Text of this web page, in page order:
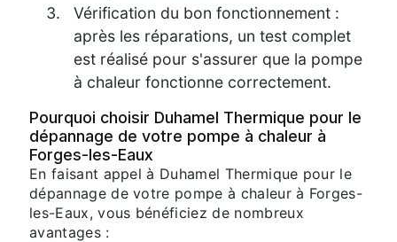
Vérification du bon fonctionnement :
après les réparations, un test complet
est réalisé pour s'assurer que la pompe
à chaleur fonctionne correctement.
Pourquoi choisir Duhamel Thermique pour le
dépannage de votre pompe à chaleur à
Forges-les-Eaux
En faisant appel à Duhamel Thermique pour le
dépannage de votre pompe à chaleur à Forges-
les-Eaux, vous bénéficiez de nombreux
avantages :